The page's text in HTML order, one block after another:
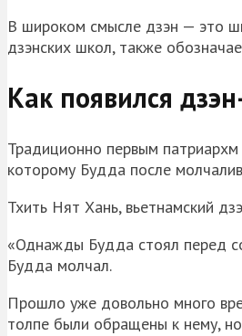
В широком смысле дзэн — это
дзэнских школ, также
Как появился
Традиционно первым
которому Будда после
Тхить Нят Хань, вьетнамский
«Однажды Будда стоял перед
Будда молчал.
Прошло уже довольно много
толпе были обращены к нему,